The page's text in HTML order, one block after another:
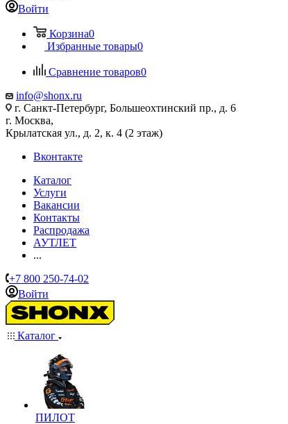
Войти
Корзина0
Избранные товары0
Сравнение товаров0
info@shonx.ru
г. Санкт-Петербург, Большеохтинский пр., д. 6
г. Москва,
Крылатская ул., д. 2, к. 4 (2 этаж)
Вконтакте
Каталог
Услуги
Вакансии
Контакты
Распродажа
АУТЛЕТ
...
+7 800 250-74-02
Войти
Каталог
ПИЛОТ